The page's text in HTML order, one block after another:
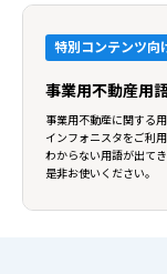
特別コンテンツ向
事業用不動産用
事業用不動産に関する用
インフォニスタをご利用
わからない用語が出て
是非お使いください。